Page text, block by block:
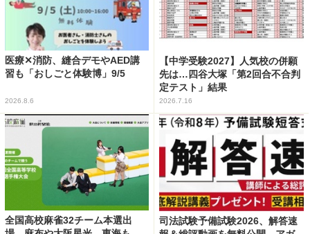
医療✕消防、縫合デモやAED講
習も「おしごと体験博」9/5
2026.8.6
【中学受験2027】人気校の併願
先は…四谷大塚「第2回合不合判
定テスト」結果
2026.7.16
全国高校麻雀32チーム本選出
司法試験予備試験2026、解答速